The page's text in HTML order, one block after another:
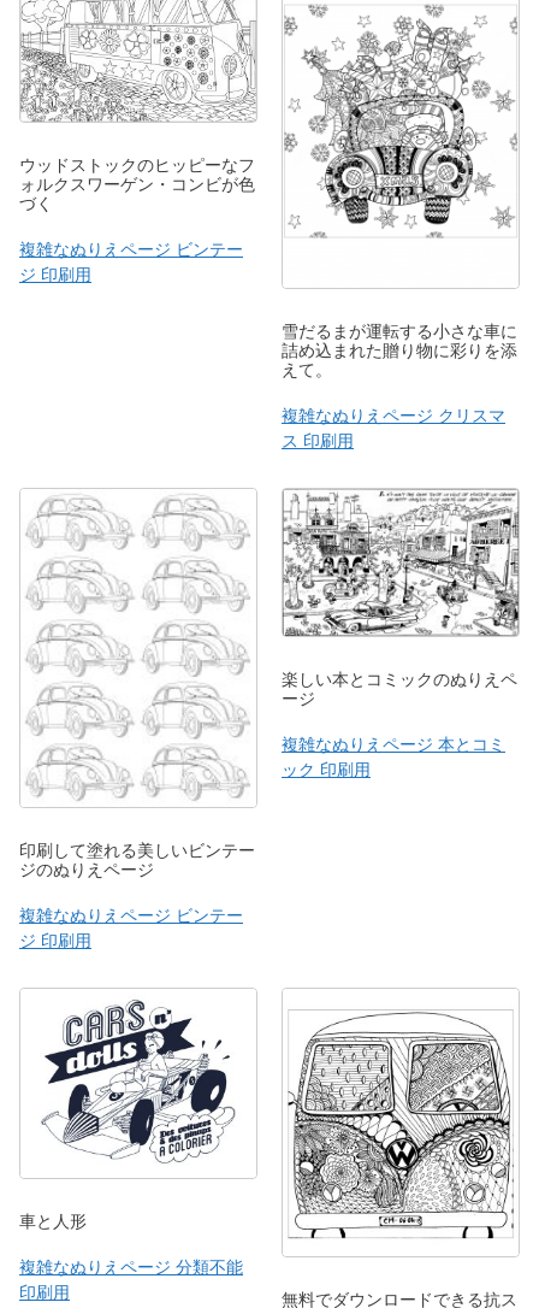
ウッドストックのヒッピーなフ
ォルクスワーゲン・コンビが色
づく
複雑なぬりえページ ビンテー
ジ 印刷用
雪だるまが運転する小さな車に
詰め込まれた贈り物に彩りを添
えて。
複雑なぬりえページ クリスマ
ス 印刷用
印刷して塗れる美しいビンテー
ジのぬりえページ
複雑なぬりえページ ビンテー
ジ 印刷用
楽しい本とコミックのぬりえペ
ージ
複雑なぬりえページ 本とコミ
ック 印刷用
車と人形
複雑なぬりえページ 分類不能
印刷用
無料でダウンロードできる抗ス